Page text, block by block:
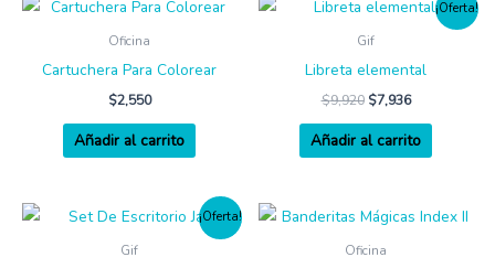
Oficina
Cartuchera Para Colorear
$2,550
Añadir al carrito
¡Oferta!
Gif
Libreta elemental
$9,920 $7,936
Añadir al carrito
¡Oferta!
Gif Oficina